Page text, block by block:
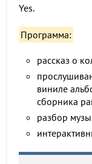
Yes.
Программа:
рассказ о
виниле
сборника
разбор